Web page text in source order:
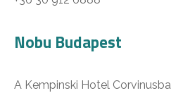
Nobu Budapest
A Kempinski Hotel